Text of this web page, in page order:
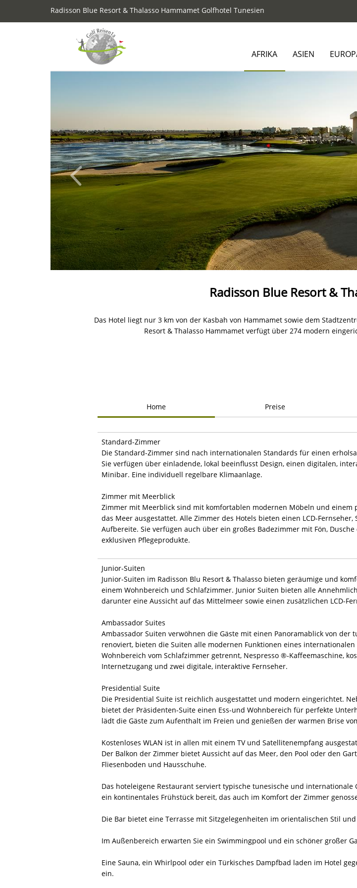
Radisson Blue Resort & Thalasso Hammamet Golfhotel Tunesien
AFRIKA ASIEN
Radisson Blue Resort &
Das Hotel liegt nur 3 km von der Kasbah von Hammamet sowie dem
Resort & Thalasso Hammamet verfügt über 274 modern
Home Preise
Standard-Zimmer
Die Standard-Zimmer sind nach internationalen Standards für einen
Sie verfügen über einladende, lokal beeinflusst Design, einen digitalen,
Minibar. Eine individuell regelbare Klimaanlage.
Zimmer mit Meerblick
Zimmer mit Meerblick sind mit komfortablen modernen Möbeln und einem
das Meer ausgestattet. Alle Zimmer des Hotels bieten einen LCD-Fernseher,
Aufbereite. Sie verfügen auch über ein großes Badezimmer mit Fön,
exklusiven Pflegeprodukte.
Junior-Suiten
Junior-Suiten im Radisson Blu Resort & Thalasso bieten geräumige und
einem Wohnbereich und Schlafzimmer. Junior Suiten bieten alle
darunter eine Aussicht auf das Mittelmeer sowie einen zusätzlichen LCD-
Ambassador Suites
Ambassador Suiten verwöhnen die Gäste mit einen Panoramablick von der
renoviert, bieten die Suiten alle modernen Funktionen eines
Wohnbereich vom Schlafzimmer getrennt, Nespresso ®-Kaffeemaschine,
Internetzugang und zwei digitale, interaktive Fernseher.
Presidential Suite
Die Presidential Suite ist reichlich ausgestattet und modern eingerichtet.
bietet der Präsidenten-Suite einen Ess-und Wohnbereich für perfekte
lädt die Gäste zum Aufenthalt im Freien und genießen der warmen Brise
Kostenloses WLAN ist in allen mit einem TV und Satellitenempfang
Der Balkon der Zimmer bietet Aussicht auf das Meer, den Pool oder den
Fliesenboden und Hausschuhe.
Das hoteleigene Restaurant serviert typische tunesische und internationale
ein kontinentales Frühstück bereit, das auch im Komfort der Zimmer
Die Bar bietet eine Terrasse mit Sitzgelegenheiten im orientalischen Stil
Im Außenbereich erwarten Sie ein Swimmingpool und ein schöner großer
Eine Sauna, ein Whirlpool oder ein Türkisches Dampfbad laden im Hotel
ein.